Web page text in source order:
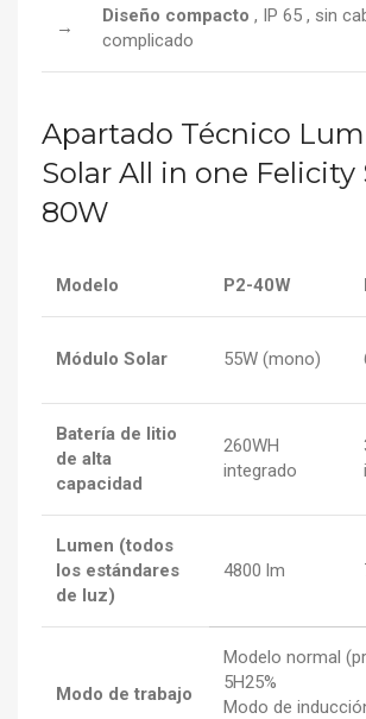
→
Diseño compacto , IP 65 , sin
complicado
Apartado Técnico
Solar All in one Felicity
80W
Modelo P2-40W
Módulo Solar 55W (mono)
Batería de litio
de alta
capacidad
260WH
integrado
Lumen (todos
los estándares
de luz)
4800 lm
Modo de trabajo
Modelo normal
5H25%
Modo de